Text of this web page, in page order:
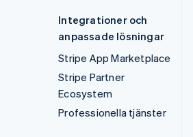
Integrationer och
anpassade lösningar
Stripe App Marketplace
Stripe Partner
Ecosystem
Professionella tjänster